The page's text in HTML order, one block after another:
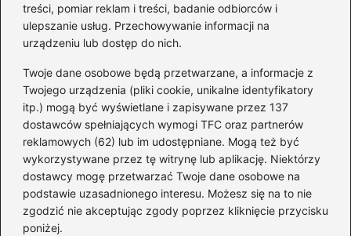
treści, pomiar reklam i treści, badanie odbiorców i
ulepszanie usług. Przechowywanie informacji na
urządzeniu lub dostęp do nich.
Twoje dane osobowe będą przetwarzane, a informacje z
Twojego urządzenia (pliki cookie, unikalne identyfikatory
itp.) mogą być wyświetlane i zapisywane przez 137
dostawców spełniających wymogi TFC oraz partnerów
reklamowych (62) lub im udostępniane. Mogą też być
wykorzystywane przez tę witrynę lub aplikację. Niektórzy
dostawcy mogę przetwarzać Twoje dane osobowe na
podstawie uzasadnionego interesu. Możesz się na to nie
zgodzić nie akceptując zgody poprzez kliknięcie przycisku
poniżej.
kuchennego
Kategorie
Budowa (285)
Dom(207)
Energetyka(21)
Meble i elektronika(23)
Ogród(51)
Remont(78)